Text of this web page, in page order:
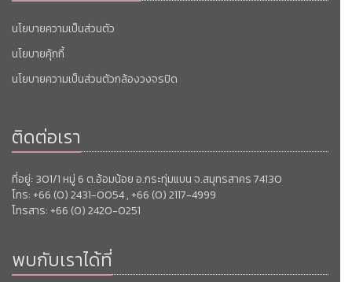
นโยบายความเป็นส่วนตัว
นโยบายคุ้กกี้
นโยบายความเป็นส่วนตัวกล้องวงจรปิด
ติดต่อเรา
ที่อยู่: 301/1 หมู่ 6 ต.อ้อมน้อย อ.กระทุ่มแบน จ.สมุทรสาคร 74130
โทร: +66 (0) 2431-0054 , +66 (0) 2117-4999
โทรสาร: +66 (0) 2420-0251
พบกับเราได้ที่